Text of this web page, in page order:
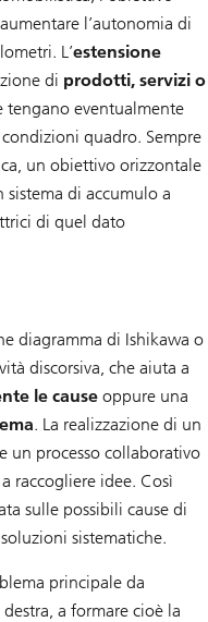
l’autonomia di
L’estensione
di prodotti, servizi o
tengano eventualmente
quadro. Sempre
un obiettivo orizzontale
sistema di accumulo a
di quel dato
diagramma di Ishikawa o
discorsiva, che aiuta a
le cause oppure una
. La realizzazione di un
un processo collaborativo
raccogliere idee. Così
sulle possibili cause di
sistematiche.
principale da
a formare cioè la